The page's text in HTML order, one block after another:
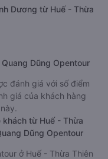
Dương từ Huế - Thừa
Dũng Opentour
đánh giá với số điểm
giá của khách hàng
khách từ Huế - Thừa
Dũng Opentour
ở Huế - Thừa Thiên